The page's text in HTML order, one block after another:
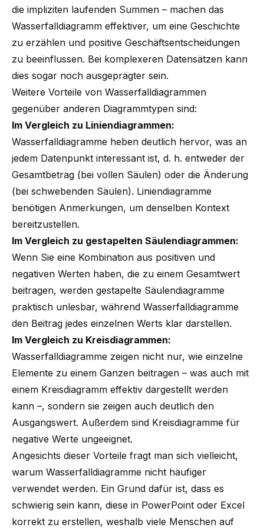
die impliziten laufenden Summen – machen das
Wasserfalldiagramm effektiver, um eine Geschichte
zu erzählen und positive Geschäftsentscheidungen
zu beeinflussen. Bei komplexeren Datensätzen kann
dies sogar noch ausgeprägter sein.
Weitere Vorteile von Wasserfalldiagrammen
gegenüber anderen Diagrammtypen sind:
Im Vergleich zu Liniendiagrammen:
Wasserfalldiagramme heben deutlich hervor, was an
jedem Datenpunkt interessant ist, d. h. entweder der
Gesamtbetrag (bei vollen Säulen) oder die Änderung
(bei schwebenden Säulen). Liniendiagramme
benötigen Anmerkungen, um denselben Kontext
bereitzustellen.
Im Vergleich zu gestapelten Säulendiagrammen:
Wenn Sie eine Kombination aus positiven und
negativen Werten haben, die zu einem Gesamtwert
beitragen, werden gestapelte Säulendiagramme
praktisch unlesbar, während Wasserfalldiagramme
den Beitrag jedes einzelnen Werts klar darstellen.
Im Vergleich zu Kreisdiagrammen:
Wasserfalldiagramme zeigen nicht nur, wie einzelne
Elemente zu einem Ganzen beitragen – was auch mit
einem Kreisdiagramm effektiv dargestellt werden
kann –, sondern sie zeigen auch deutlich den
Ausgangswert. Außerdem sind Kreisdiagramme für
negative Werte ungeeignet.
Angesichts dieser Vorteile fragt man sich vielleicht,
warum Wasserfalldiagramme nicht häufiger
verwendet werden. Ein Grund dafür ist, dass es
schwierig sein kann, diese in PowerPoint oder Excel
korrekt zu erstellen, weshalb viele Menschen auf